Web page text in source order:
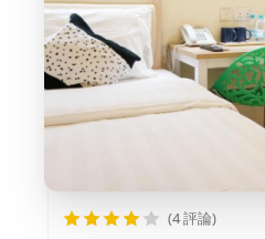
(4 評論)